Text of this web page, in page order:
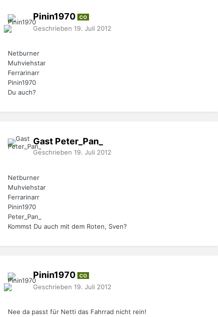
Pinin1970 CO
Geschrieben 19. Juli 2012
Netburner
Muhviehstar
Ferrarinarr
Pinin1970
Du auch?
Gast Peter_Pan_
Geschrieben 19. Juli 2012
Netburner
Muhviehstar
Ferrarinarr
Pinin1970
Peter_Pan_
Kommst Du auch mit dem Roten, Sven?
Pinin1970 CO
Geschrieben 19. Juli 2012
Nee da passt für Netti das Fahrrad nicht rein!